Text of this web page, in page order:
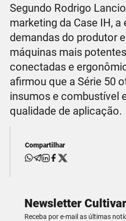
Segundo Rodrigo
marketing da Case IH,
demandas do produtor
máquinas mais
conectadas e
afirmou que a Série 50
insumos e combustível
qualidade de aplicação.
Compartilhar
Newsletter Cultivar
Receba por e-mail as últimas